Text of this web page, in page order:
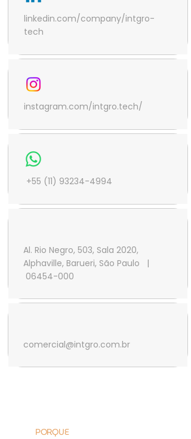
linkedin.com/company/intgro-
tech
instagram.com/intgro.tech/
+55 (11) 93234-4994
Al. Rio Negro, 503, Sala 2020,
Alphaville, Barueri, São Paulo |
06454-000
comercial@intgro.com.br
PORQUE